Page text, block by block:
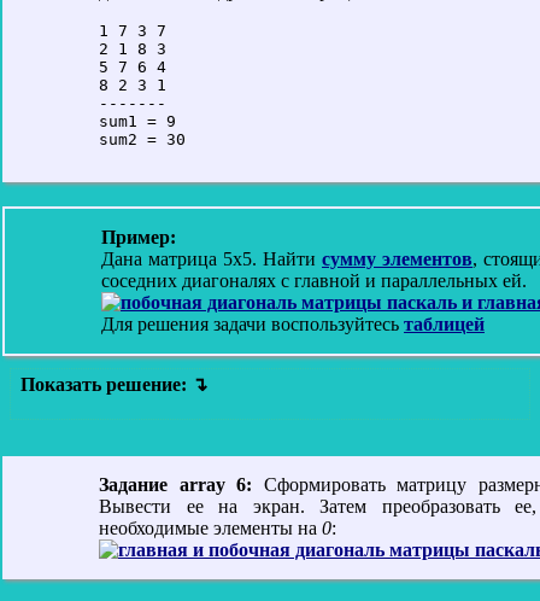
1 7 3 7
2 1 8 3
5 7 6 4
8 2 3 1
-------
sum1 = 9
Пример:
Дана матрица 5х5. Найти сумму элементов,
соседних диагоналях с главной и параллельных ей.
Для решения задачи воспользуйтесь таблицей
Показать решение:
Задание array 6: Сформировать матрицу
Вывести ее на экран. Затем преобразовать
необходимые элементы на 0: